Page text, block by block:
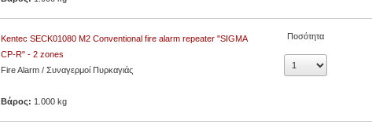
Kentec SECK01080 M2 Conventional fire alarm repeater "SIGMA
CP-R" - 2 zones
Fire Alarm / Συναγερμοί Πυρκαγιάς
Βάρος: 1.000 kg
Ποσότητα